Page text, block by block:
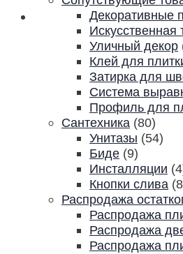
Декоративные
Искусственная
Уличный декор
Клей для
Затирка для
Система
Профиль для
Сантехника (80)
Унитазы (54)
Биде (9)
Инсталляции
Кнопки слива
Распродажа
Распродажа
Распродажа
Распродажа